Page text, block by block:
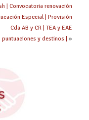
| Convocatoria renovación
Especial | Provisión
Cda AB y CR | TEA y EAE
puntuaciones y destinos |
»